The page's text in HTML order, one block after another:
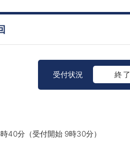
受付状況 終了
40分（受付開始 9時30分）